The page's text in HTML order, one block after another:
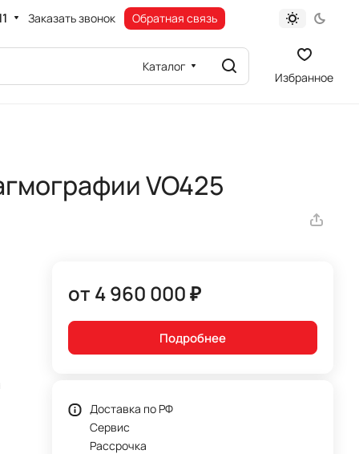
Заказать звонок Обратная связь
Каталог
Избранное
VO425
от 4 960 000 ₽
Подробнее
Доставка по РФ
Сервис
Рассрочка